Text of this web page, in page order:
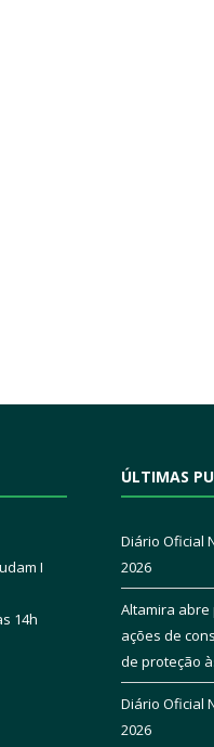
I
14h
ÚLTIMAS
Diário Oficial
2026
Altamira abre
ações de
de proteção
Diário Oficial
2026